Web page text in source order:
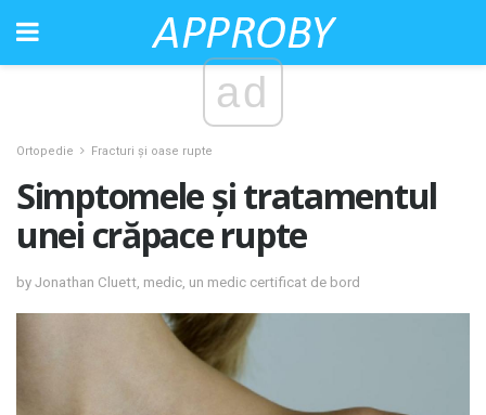
ad
Ortopedie Fracturi și oase rupte
Simptomele și tratamentul
unei crăpace rupte
by Jonathan Cluett, medic, un medic certificat de bord